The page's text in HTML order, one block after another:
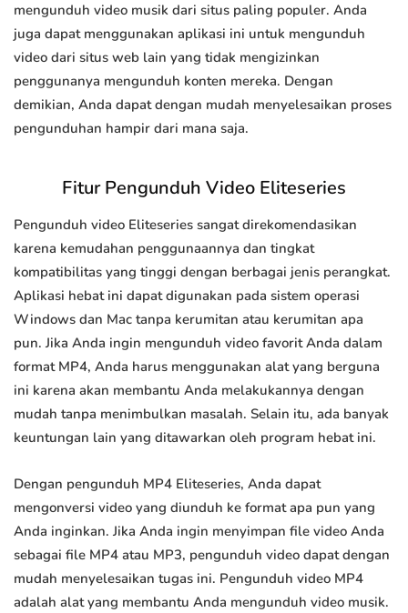
mengunduh video musik dari situs paling populer. Anda
juga dapat menggunakan aplikasi ini untuk mengunduh
video dari situs web lain yang tidak mengizinkan
penggunanya mengunduh konten mereka. Dengan
demikian, Anda dapat dengan mudah menyelesaikan proses
pengunduhan hampir dari mana saja.
Fitur Pengunduh Video Eliteseries
Pengunduh video Eliteseries sangat direkomendasikan
karena kemudahan penggunaannya dan tingkat
kompatibilitas yang tinggi dengan berbagai jenis perangkat.
Aplikasi hebat ini dapat digunakan pada sistem operasi
Windows dan Mac tanpa kerumitan atau kerumitan apa
pun. Jika Anda ingin mengunduh video favorit Anda dalam
format MP4, Anda harus menggunakan alat yang berguna
ini karena akan membantu Anda melakukannya dengan
mudah tanpa menimbulkan masalah. Selain itu, ada banyak
keuntungan lain yang ditawarkan oleh program hebat ini.
Dengan pengunduh MP4 Eliteseries, Anda dapat
mengonversi video yang diunduh ke format apa pun yang
Anda inginkan. Jika Anda ingin menyimpan file video Anda
sebagai file MP4 atau MP3, pengunduh video dapat dengan
mudah menyelesaikan tugas ini. Pengunduh video MP4
adalah alat yang membantu Anda mengunduh video musik.